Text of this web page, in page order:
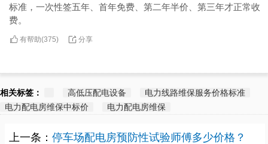
标准，一次性签五年、首年免费、第二年半价、第三年才正常收
费。
有帮助(375) 分享
相关标签： 高低压配电设备
电力线路维保服务价格标准
电力配电房维保中标价
电力配电房维保
上一条： 停车场配电房预防性试验师傅多少价格？